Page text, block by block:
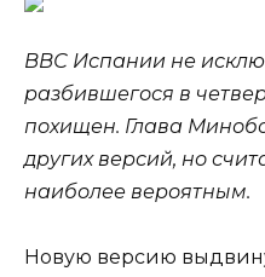
ВВС Испании не
разбившегося в
похищен. Глава
других версий, но
наиболее вероятным.
Новую версию